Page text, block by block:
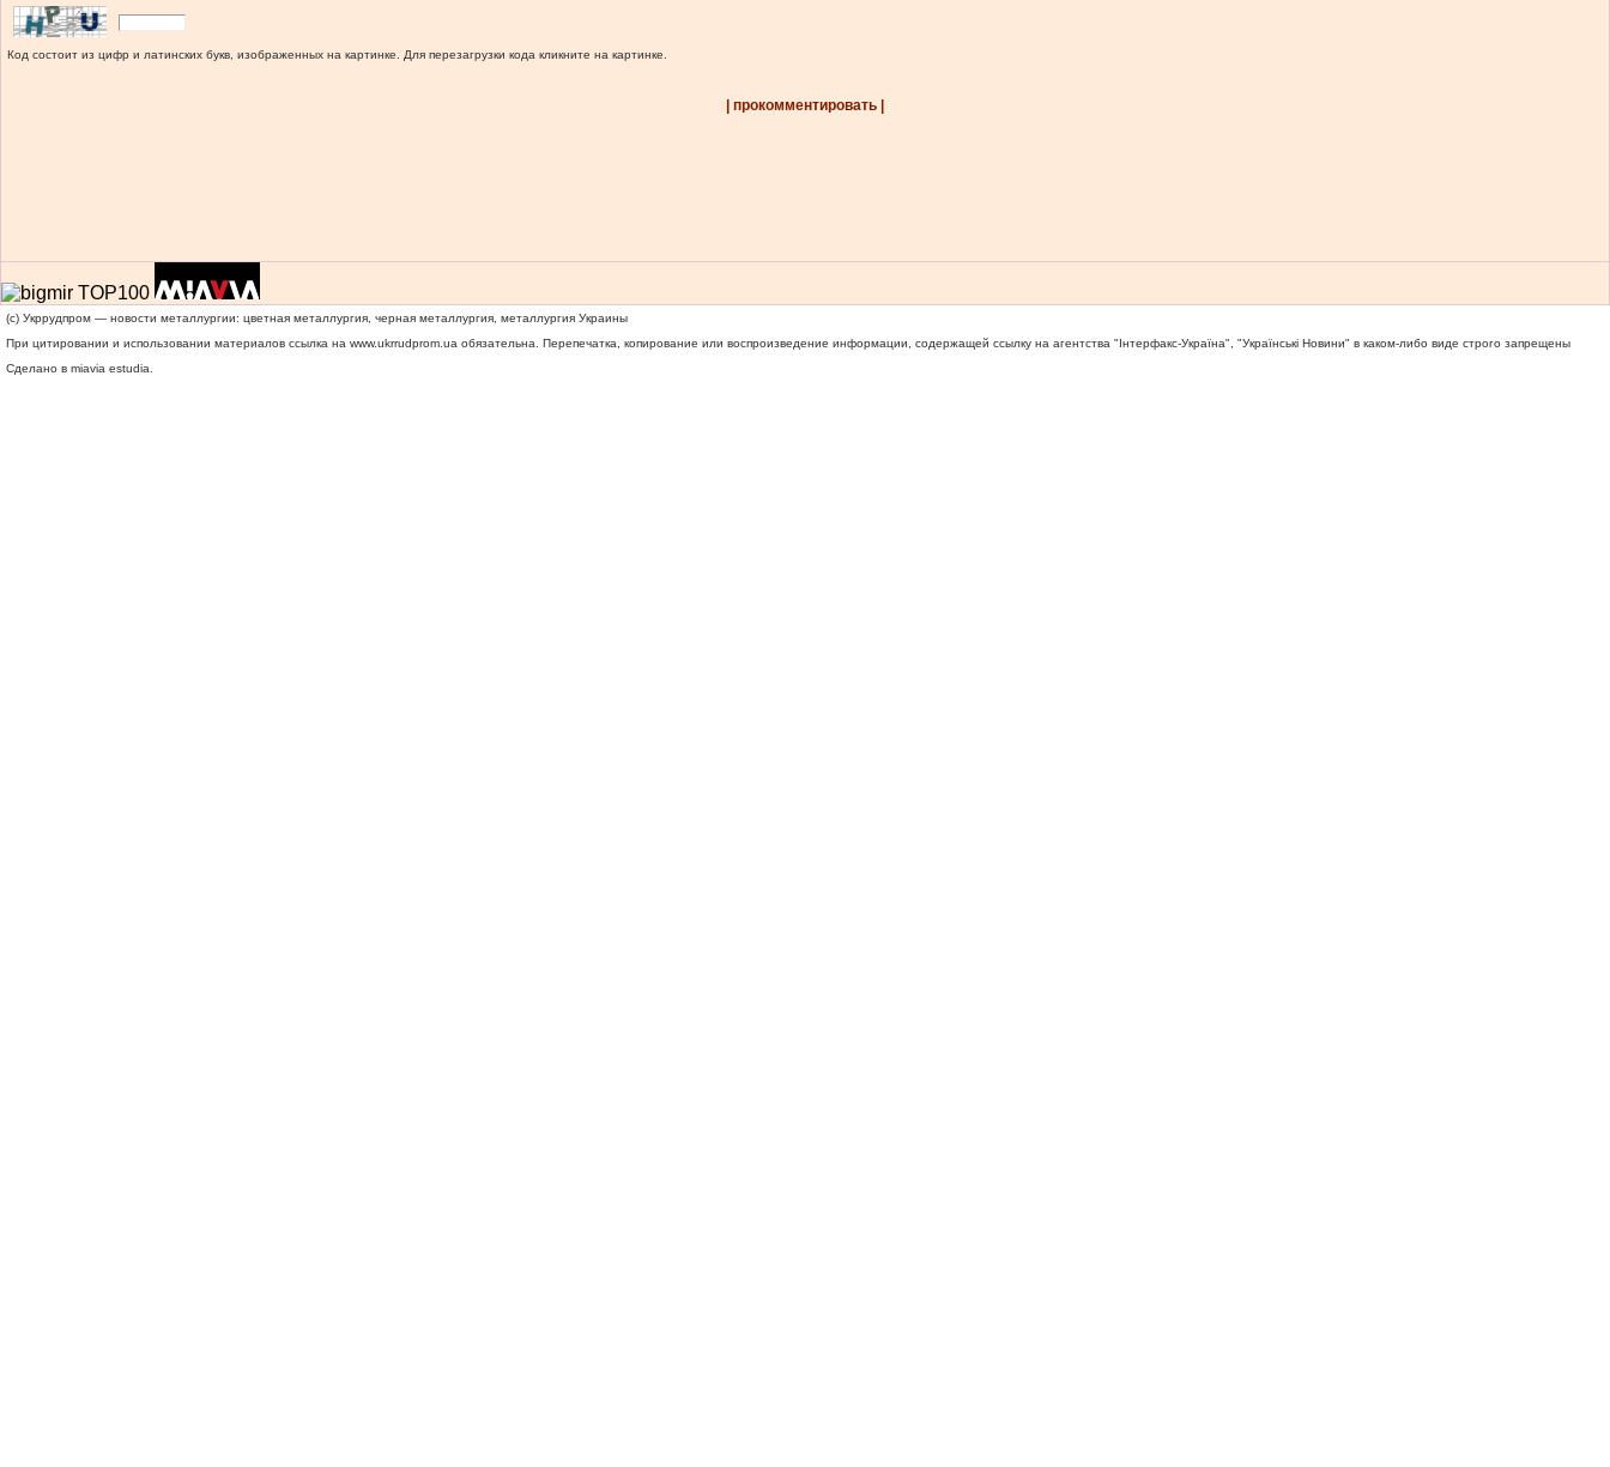
Код состоит из цифр и латинских букв, изображенных на картинке. Для перезагрузки кода кликните на картинке.
| прокомментировать |
(c) Укррудпром — новости металлургии: цветная металлургия, черная металлургия, металлургия Украины
При цитировании и использовании материалов ссылка на www.ukrrudprom.ua обязательна. Перепечатка, копирование или воспроизведение информации, содержащей ссылку на агентства "Iнтерфакс-Україна", "Українськi Новини" в каком-либо виде строго запрещены
Сделано в miavia estudia.